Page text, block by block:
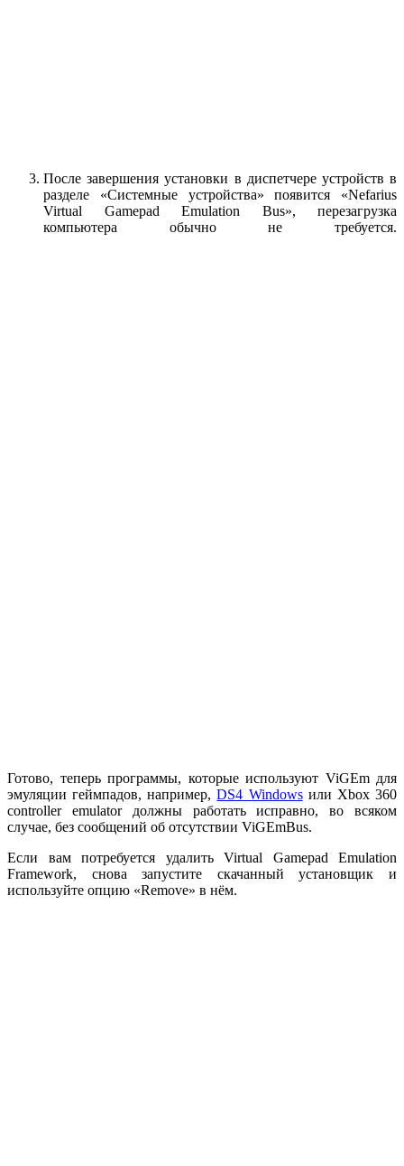
После завершения установки в диспетчере устройств в
разделе «Системные устройства» появится «Nefarius
Virtual Gamepad Emulation Bus», перезагрузка
компьютера обычно не требуется.
Готово, теперь программы, которые используют ViGEm для
эмуляции геймпадов, например,DS4 Windowsили Xbox 360
controller emulator должны работать исправно, во всяком
случае, без сообщений об отсутствии ViGEmBus.
Если вам потребуется удалить Virtual Gamepad Emulation
Framework, снова запустите скачанный установщик и
используйте опцию «Remove» в нём.